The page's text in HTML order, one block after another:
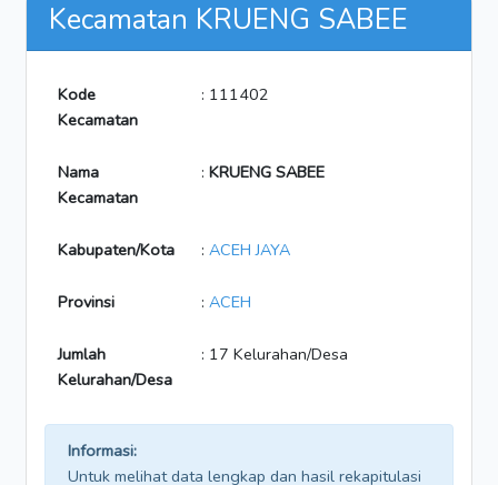
Kecamatan KRUENG SABEE
Kode
Kecamatan
: 111402
Nama
Kecamatan
: KRUENG SABEE
Kabupaten/Kota : ACEH JAYA
Provinsi : ACEH
Jumlah
Kelurahan/Desa
: 17 Kelurahan/Desa
Informasi:
Untuk melihat data lengkap dan hasil rekapitulasi